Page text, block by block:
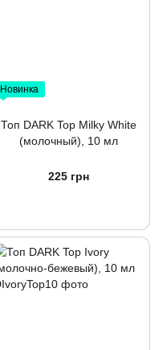
Новинка
Топ DARK Top Milky White
(молочный), 10 мл
225 грн